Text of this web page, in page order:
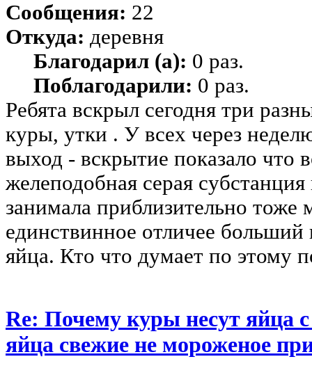
Сообщения: 22
Откуда: деревня
Благодарил (а): 0 раз.
Поблагодарили: 0 раз.
Ребята вскрыл сегодня три
куры, утки . У всех через
выход - вскрытие показало что
желеподобная серая
занимала приблизительно тоже
единствинное отличее больший
яйца. Кто что думает по этому
Re: Почему куры несут яйца
яйца свежие не мороженое